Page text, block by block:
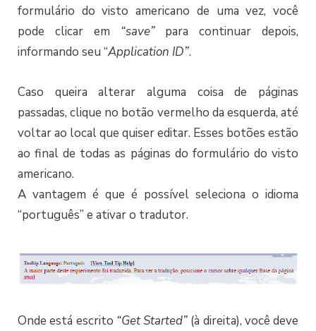
formulário do visto americano de uma vez, você
pode clicar em “save” para continuar depois,
informando seu “Application ID”.
Caso queira alterar alguma coisa de páginas
passadas, clique no botão vermelho da esquerda, até
voltar ao local que quiser editar. Esses botões estão
ao final de todas as páginas do formulário do visto
americano.
A vantagem é que é possível seleciona o idioma
“português” e ativar o tradutor.
Onde está escrito “Get Started” (à direita), você deve